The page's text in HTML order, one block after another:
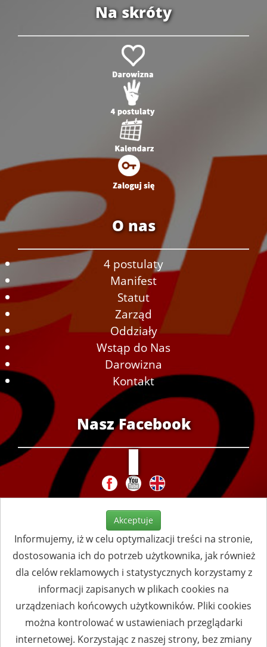
Na skróty
O nas
4 postulaty
Manifest
Statut
Zarząd
Oddziały
Wstąp do Nas
Darowizna
Kontakt
Nasz Facebook
Akceptuje
Informujemy, iż w celu optymalizacji treści na stronie,
dostosowania ich do potrzeb użytkownika, jak również
dla celów reklamowych i statystycznych korzystamy z
informacji zapisanych w plikach cookies na
urządzeniach końcowych użytkowników. Pliki cookies
można kontrolować w ustawieniach przeglądarki
internetowej. Korzystając z naszej strony, bez zmiany